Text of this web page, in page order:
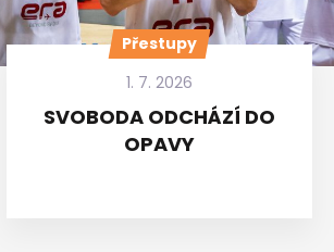
Přestupy
1. 7. 2026
SVOBODA ODCHÁZÍ DO
OPAVY